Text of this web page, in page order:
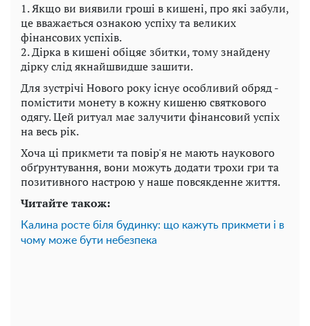
1. Якщо ви виявили гроші в кишені, про які забули,
це вважається ознакою успіху та великих
фінансових успіхів.
2. Дірка в кишені обіцяє збитки, тому знайдену
дірку слід якнайшвидше зашити.
Для зустрічі Нового року існує особливий обряд -
помістити монету в кожну кишеню святкового
одягу. Цей ритуал має залучити фінансовий успіх
на весь рік.
Хоча ці прикмети та повір'я не мають наукового
обґрунтування, вони можуть додати трохи гри та
позитивного настрою у наше повсякденне життя.
Читайте також:
Калина росте біля будинку: що кажуть прикмети і в
чому може бути небезпека